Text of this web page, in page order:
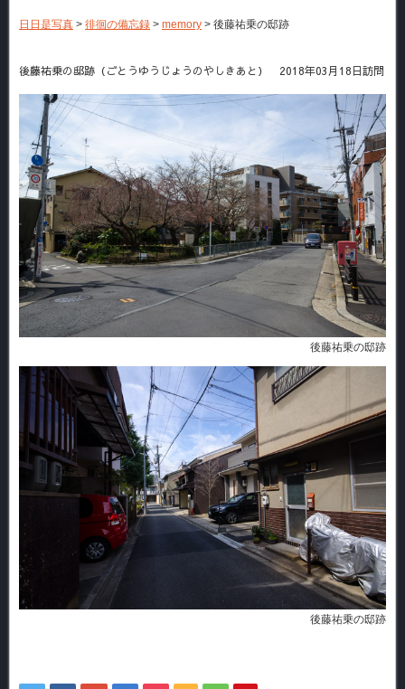
日日是写真 > 徘徊の備忘録 > memory > 後藤祐乗の邸跡
後藤祐乗の邸跡（ごとうゆうじょうのやしきあと） 2018年03月18日訪問
後藤祐乗の邸跡
後藤祐乗の邸跡